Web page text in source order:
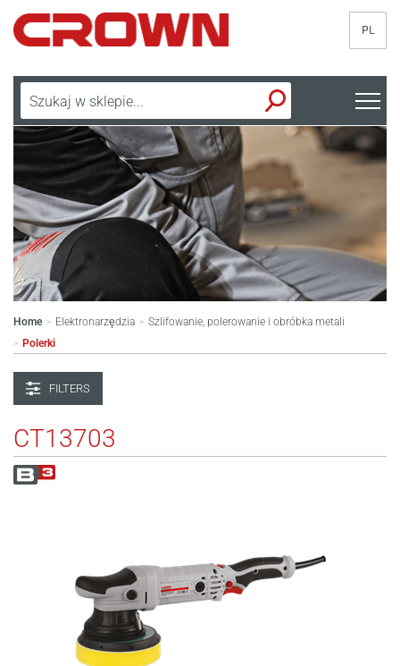
PL
Home > Elektronarzędzia > Szlifowanie, polerowanie i obróbka metali
> Polerki
FILTERS
CT13703